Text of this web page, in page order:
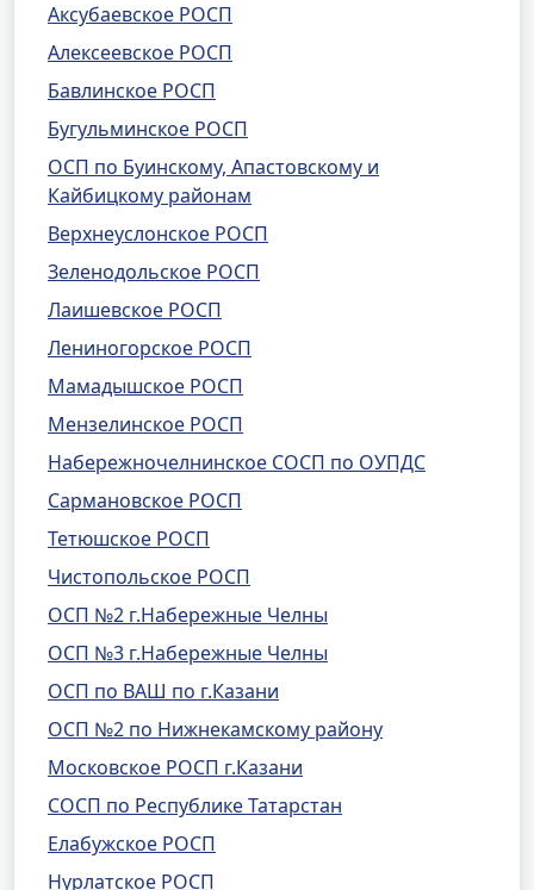
Аксубаевское РОСП
Алексеевское РОСП
Бавлинское РОСП
Бугульминское РОСП
ОСП по Буинскому, Апастовскому и
Кайбицкому районам
Верхнеуслонское РОСП
Зеленодольское РОСП
Лаишевское РОСП
Лениногорское РОСП
Мамадышское РОСП
Мензелинское РОСП
Набережночелнинское СОСП по ОУПДС
Сармановское РОСП
Тетюшское РОСП
Чистопольское РОСП
ОСП №2 г.Набережные Челны
ОСП №3 г.Набережные Челны
ОСП по ВАШ по г.Казани
ОСП №2 по Нижнекамскому району
Московское РОСП г.Казани
СОСП по Республике Татарстан
Елабужское РОСП
Нурлатское РОСП